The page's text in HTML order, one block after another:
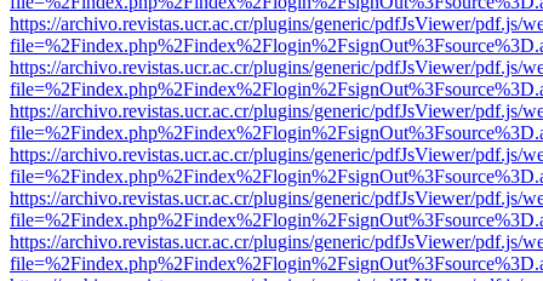
https://archivo.revistas.ucr.ac.cr/plugins/generic/pdfJsViewer/pdf.js/
https://archivo.revistas.ucr.ac.cr/plugins/generic/pdfJsViewer/pdf.js/
https://archivo.revistas.ucr.ac.cr/plugins/generic/pdfJsViewer/pdf.js/
https://archivo.revistas.ucr.ac.cr/plugins/generic/pdfJsViewer/pdf.js/
https://archivo.revistas.ucr.ac.cr/plugins/generic/pdfJsViewer/pdf.js/
https://archivo.revistas.ucr.ac.cr/plugins/generic/pdfJsViewer/pdf.js/